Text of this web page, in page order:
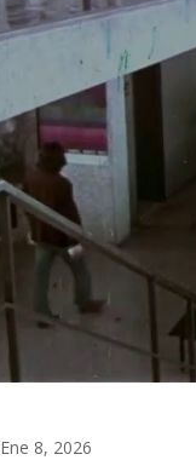
Ene 8, 2026